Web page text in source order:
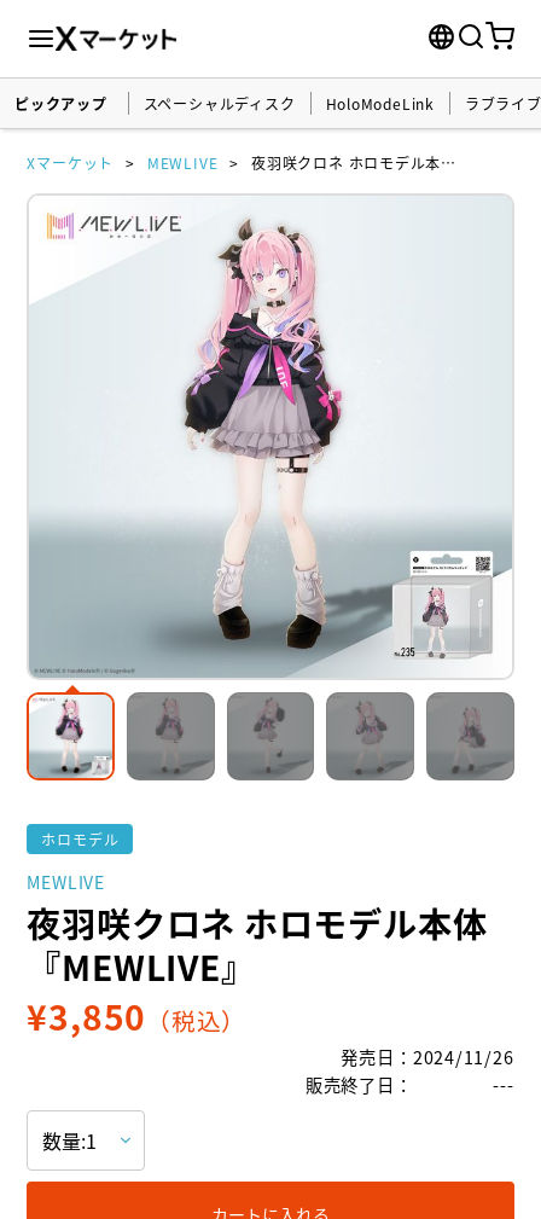
ピックアップ スペーシャルディスク HoloModeLink ラブライ
Xマーケット MEWLIVE 夜羽咲クロネ ホロモデル本体 『MEWLIVE』
ホロモデル
MEWLIVE
夜羽咲クロネ ホロモデル本体
『MEWLIVE』
¥3,850 （税込）
発売日 ： 2024/11/26
販売終了日 ： ---
カートに入れる